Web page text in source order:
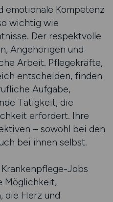
emotionale Kompetenz
wichtig wie
Der respektvolle
Angehörigen und
Arbeit. Pflegekräfte,
entscheiden, finden
Aufgabe,
Tätigkeit, die
erfordert. Ihre
– sowohl bei den
bei ihnen selbst.
Jobs
Möglichkeit,
die Herz und